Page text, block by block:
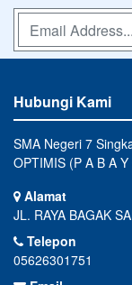
Hubungi Kami
SMA Negeri 7
OPTIMIS (P A B A Y
Alamat
JL. RAYA BAGAK
Telepon
05626301751